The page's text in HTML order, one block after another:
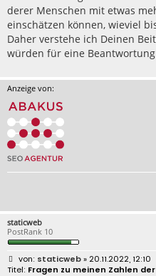
derer Menschen mit etwas
einschätzen können, wieviel
Daher verstehe ich Deinen
würden für eine
Anzeige von:
staticweb
PostRank 10
B
e
staticweb» 20.11.2022, 12:10
Fragen zu meinen Zahlen